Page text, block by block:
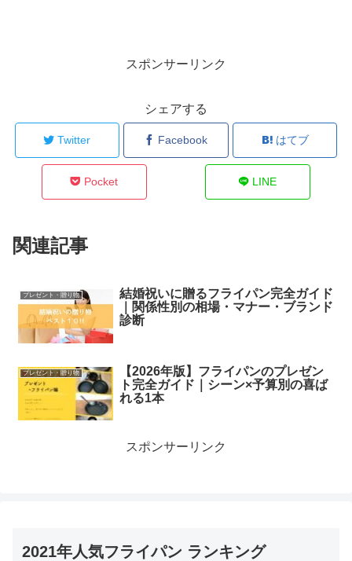
スポンサーリンク
シェアする
Twitter Facebook はてブ
Pocket LINE
関連記事
プレゼント・贈り物
結婚祝いに贈るフライパン完全ガイド
｜関係性別の相場・マナー・ブランド
診断
プレゼント・贈り物
【2026年版】フライパンのプレゼン
ト完全ガイド｜シーン×予算別の喜ば
れる1本
スポンサーリンク
2021年人気フライパン ランキング